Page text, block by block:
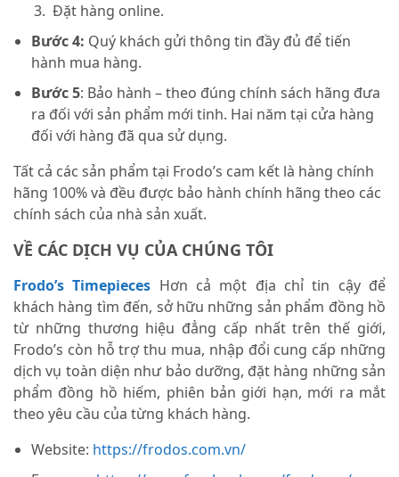
Đặt hàng online.
Bước 4: Quý khách gửi thông tin đầy đủ để tiến
hành mua hàng.
Bước 5: Bảo hành – theo đúng chính sách hãng đưa
ra đối với sản phẩm mới tinh. Hai năm tại cửa hàng
đối với hàng đã qua sử dụng.
Tất cả các sản phẩm tại Frodo’s cam kết là hàng chính
hãng 100% và đều được bảo hành chính hãng theo các
chính sách của nhà sản xuất.
VỀ CÁC DỊCH VỤ CỦA CHÚNG TÔI
Frodo’s Timepieces Hơn cả một địa chỉ tin cậy để
khách hàng tìm đến, sở hữu những sản phẩm đồng hồ
từ những thương hiệu đẳng cấp nhất trên thế giới,
Frodo’s còn hỗ trợ thu mua, nhập đổi cung cấp những
dịch vụ toàn diện như bảo dưỡng, đặt hàng những sản
phẩm đồng hồ hiếm, phiên bản giới hạn, mới ra mắt
theo yêu cầu của từng khách hàng.
Website: https://frodos.com.vn/